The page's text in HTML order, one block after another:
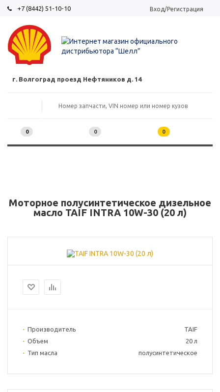
+7 (8442) 51-10-10 Вход/Регистрация
г. Волгоград проезд Нефтяников д. 14
0 0 0
Моторное полусинтетическое дизельное
масло TAIF INTRA 10W-30 (20 л)
Производитель
TAIF
Объем
20 л
Тип масла
полусинтетическое